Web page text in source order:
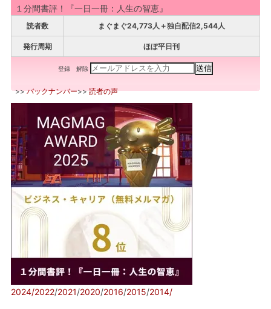
１分間書評！『一日一冊：人生の智恵』
読者数 まぐまぐ24,773人＋独自配信2,544人
発行周期 ほぼ平日刊
登録 解除
>>バックナンバー>>読者の声
2024/2022/2021/2020/2016/2015/2014/